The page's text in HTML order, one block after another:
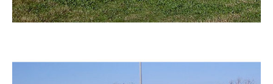
Imatge